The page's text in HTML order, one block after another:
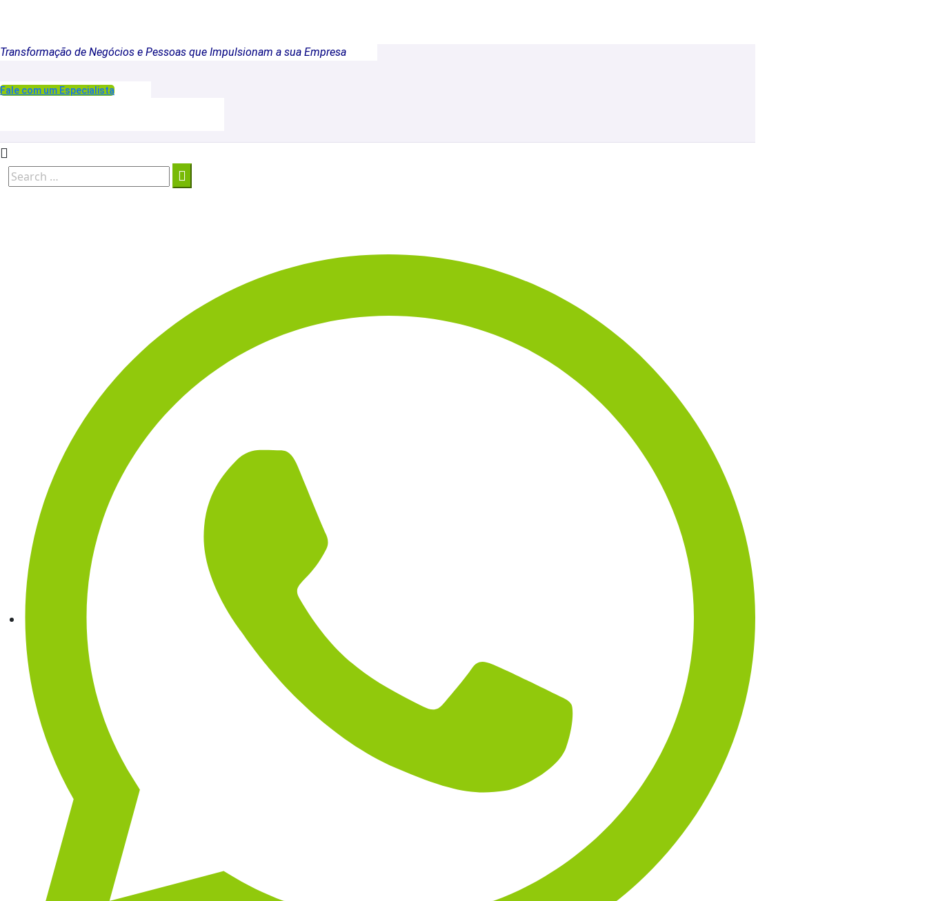
Transformação de Negócios e Pessoas que Impulsionam a sua Empresa
Fale com um Especialista